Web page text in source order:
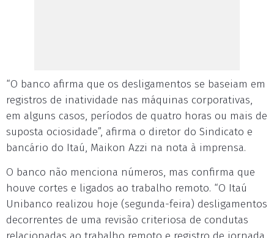
“O banco afirma que os desligamentos se baseiam em
registros de inatividade nas máquinas corporativas,
em alguns casos, períodos de quatro horas ou mais de
suposta ociosidade”, afirma o diretor do Sindicato e
bancário do Itaú, Maikon Azzi na nota à imprensa.
O banco não menciona números, mas confirma que
houve cortes e ligados ao trabalho remoto. “O Itaú
Unibanco realizou hoje (segunda-feira) desligamentos
decorrentes de uma revisão criteriosa de condutas